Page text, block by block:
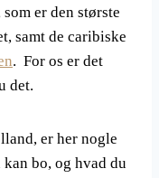
er den største
samt de caribiske
. For os er det
det.
er her nogle
bo, og hvad du